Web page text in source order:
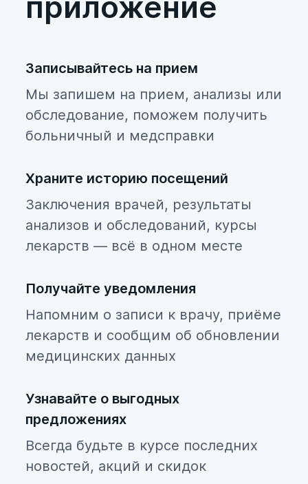
Записывайтесь на прием
Мы запишем на прием, анализы или
обследование, поможем получить
больничный и медсправки
Храните историю посещений
Заключения врачей, результаты
анализов и обследований, курсы
лекарств — всё в одном месте
Получайте уведомления
Напомним о записи к врачу, приёме
лекарств и сообщим об обновлении
медицинских данных
Узнавайте о выгодных
предложениях
Всегда будьте в курсе последних
новостей, акций и скидок